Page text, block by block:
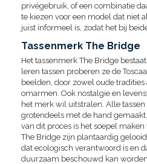
privégebruik, of een combinatie
te kiezen voor een model dat niet
juist informeel is, zodat het bij
Tassenmerk The Bridge
Het tassenmerk The Bridge
leren tassen proberen ze de
beelden, door zowel oude
omarmen. Ook nostalgie en
het merk wil uitstralen. Alle
grotendeels met de hand
van dit proces is het soepel maken
The Bridge zijn plantaardig
dat ecologisch verantwoord is en
duurzaam beschouwd kan